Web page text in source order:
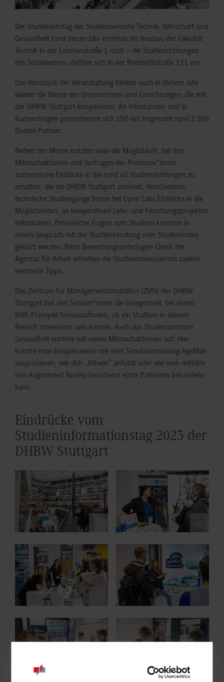
Der Studieninfotag der Studienbereiche Technik, Wirtschaft und
Gesundheit fand dieses Jahr erstmals im Neubau der Fakultät
Technik in der Lerchenstraße 1 statt – die Studienrichtungen
des Sozialwesens stellten sich in der Rotebühlstraße 131 vor.
Das Herzstück der Veranstaltung bildete auch in diesem Jahr
wieder die Messe der Unternehmen und Einrichtungen, die mit
der DHBW Stuttgart kooperieren: An Infoständen und in
Kurzvorträgen präsentierten sich 150 der insgesamt rund 2.000
Dualen Partner.
Neben der Messe nutzten viele die Möglichkeit, bei den
Mitmachaktionen und Vorträgen der Professor*innen
authentische Einblicke in die rund 40 Studienrichtungen zu
erhalten, die die DHBW Stuttgart anbietet. Verschiedene
technische Studiengänge boten bei Open Labs Einblicke in die
Möglichkeiten, an kooperativen Lehr- und Forschungsprojekten
teilzuhaben. Persönliche Fragen zum Studium konnten in
einem Gespräch mit der Studienberatung oder Studierenden
geklärt werden. Beim Bewerbungsunterlagen-Check der
Agentur für Arbeit erhielten die Studieninteressierten zudem
wertvolle Tipps.
Das Zentrum für Managementsimulation (ZMS) der DHBW
Stuttgart bot den Schüler*innen die Gelegenheit, bei einem
BWL-Planspiel herauszufinden, ob ein Studium in diesem
Bereich interessant sein könnte. Auch das Studienzentrum
Gesundheit wartete mit vielen Mitmachaktionen auf: Hier
konnte man beispielsweise mit dem Simulationsanzug AgeMan
ausprobieren, wie sich „Altsein“ anfühlt oder wie man mithilfe
von Augmented Reality täuschend echte Patienten behandeln
kann.
Eindrücke vom
Studieninformationstag 2023 der
DHBW Stuttgart
Show larger version for: Show larger version for:
Show larger version for: Show larger version for:
Show larger version for: Show larger version for: